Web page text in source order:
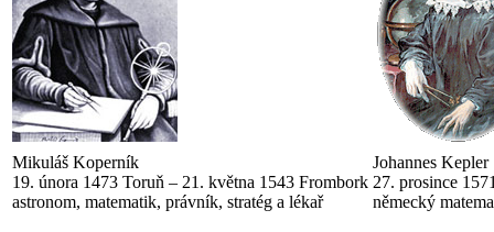
Mikuláš Koperník
19. února 1473 Toruň – 21. května 1543 Frombork
astronom, matematik, právník, stratég a lékař
Johannes Kepler
27. prosince
německý